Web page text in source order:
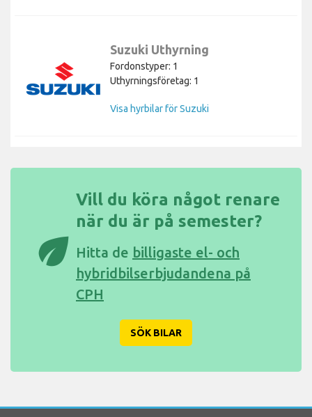
Suzuki Uthyrning
Fordonstyper: 1
Uthyrningsföretag: 1
Visa hyrbilar för Suzuki
eco
Vill du köra något renare
när du är på semester?
Hitta de billigaste el- och
hybridbilserbjudandena på
CPH
SÖK BILAR